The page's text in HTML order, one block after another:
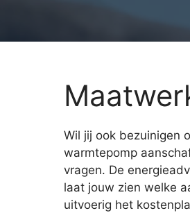
Wil jij ook bezuinigen
warmtepomp
vragen. De
laat jouw zien welke
uitvoerig het